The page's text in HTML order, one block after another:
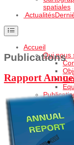
spatiales
Actualités
Accueil
Qui nous
Publications
Rapport